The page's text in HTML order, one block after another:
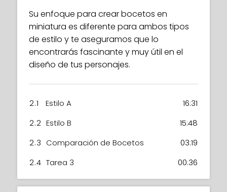
Su enfoque para crear bocetos en
miniatura es diferente para ambos tipos
de estilo y te aseguramos que lo
encontrarás fascinante y muy útil en el
diseño de tus personajes.
2.1 Estilo A
16:31
2.2 Estilo B
15:48
2.3 Comparación de Bocetos
03:19
2.4 Tarea 3 00:36